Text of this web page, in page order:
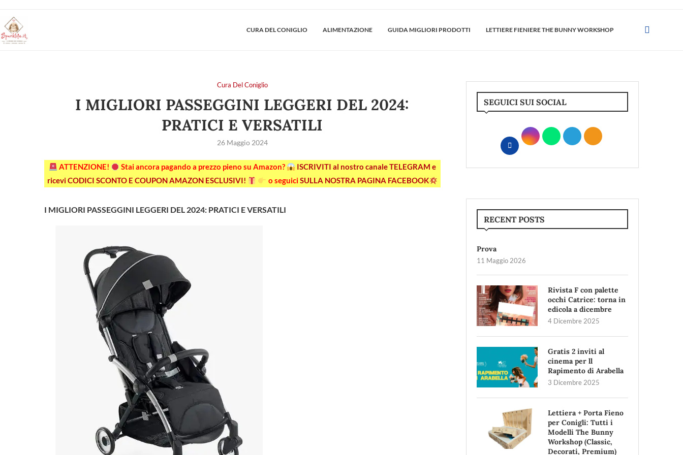
CURA DEL CONIGLIO ALIMENTAZIONE GUIDA MIGLIORI PRODOTTI LETTIERE FIENIERE THE BUNNY WORKSHOP
Cura Del Coniglio
I MIGLIORI PASSEGGINI LEGGERI DEL 2024:
PRATICI E VERSATILI
26 Maggio 2024
ATTENZIONE! Stai ancora pagando a prezzo pieno su Amazon?
ISCRIVITI al nostro canale TELEGRAM e
ricevi CODICI SCONTO E COUPON AMAZON ESCLUSIVI!
o seguiciSULLA NOSTRA PAGINA FACEBOOK
I MIGLIORI PASSEGGINI LEGGERI DEL 2024: PRATICI E VERSATILI
SEGUICI SUI SOCIAL
RECENT POSTS
Prova
11 Maggio 2026
Rivista F con palette
occhi Catrice: torna in
edicola a dicembre
4 Dicembre 2025
Gratis 2 inviti al
cinema per ll
Rapimento di Arabella
3 Dicembre 2025
Lettiera + Porta Fieno
per Conigli: Tutti i
Modelli The Bunny
Workshop (Classic,
Decorati, Premium)